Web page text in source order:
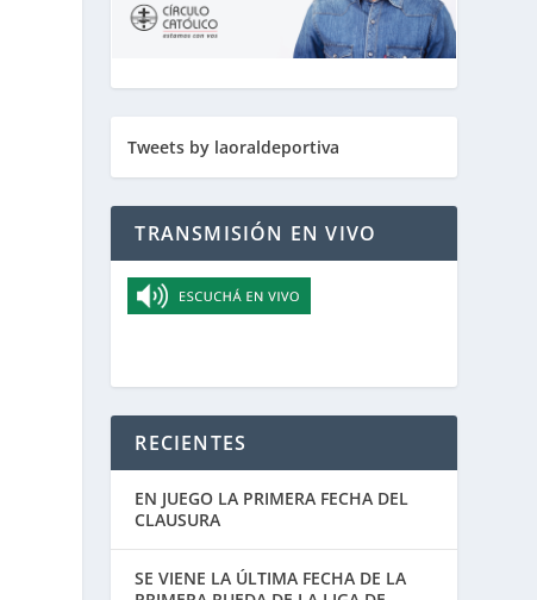
Tweets by laoraldeportiva
TRANSMISIÓN EN VIVO
RECIENTES
EN JUEGO LA PRIMERA FECHA DEL
CLAUSURA
SE VIENE LA ÚLTIMA FECHA DE LA